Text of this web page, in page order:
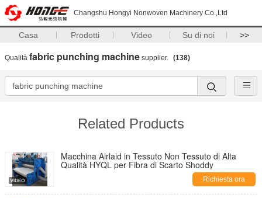
Changshu Hongyi Nonwoven Machinery Co.,Ltd
Casa Prodotti Video Su di noi >>
Qualità fabric punching machine supplier. (138)
Related Products
Macchina Airlaid in Tessuto Non Tessuto di Alta
Qualità HYQL per Fibra di Scarto Shoddy
Richiesta ora